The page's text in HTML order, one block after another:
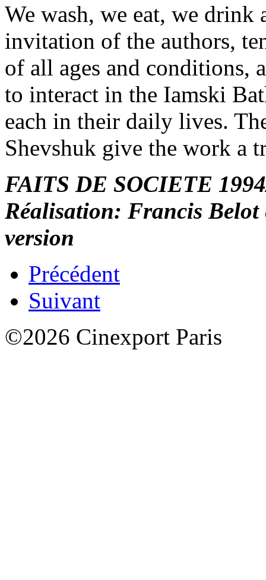
We wash, we eat, we
invitation of the authors,
of all ages and conditions,
to interact in the Iamski
each in their daily lives.
Shevshuk give the work a
FAITS DE SOCIETE
Réalisation: Francis
version
Précédent
Suivant
©2026 Cinexport Paris